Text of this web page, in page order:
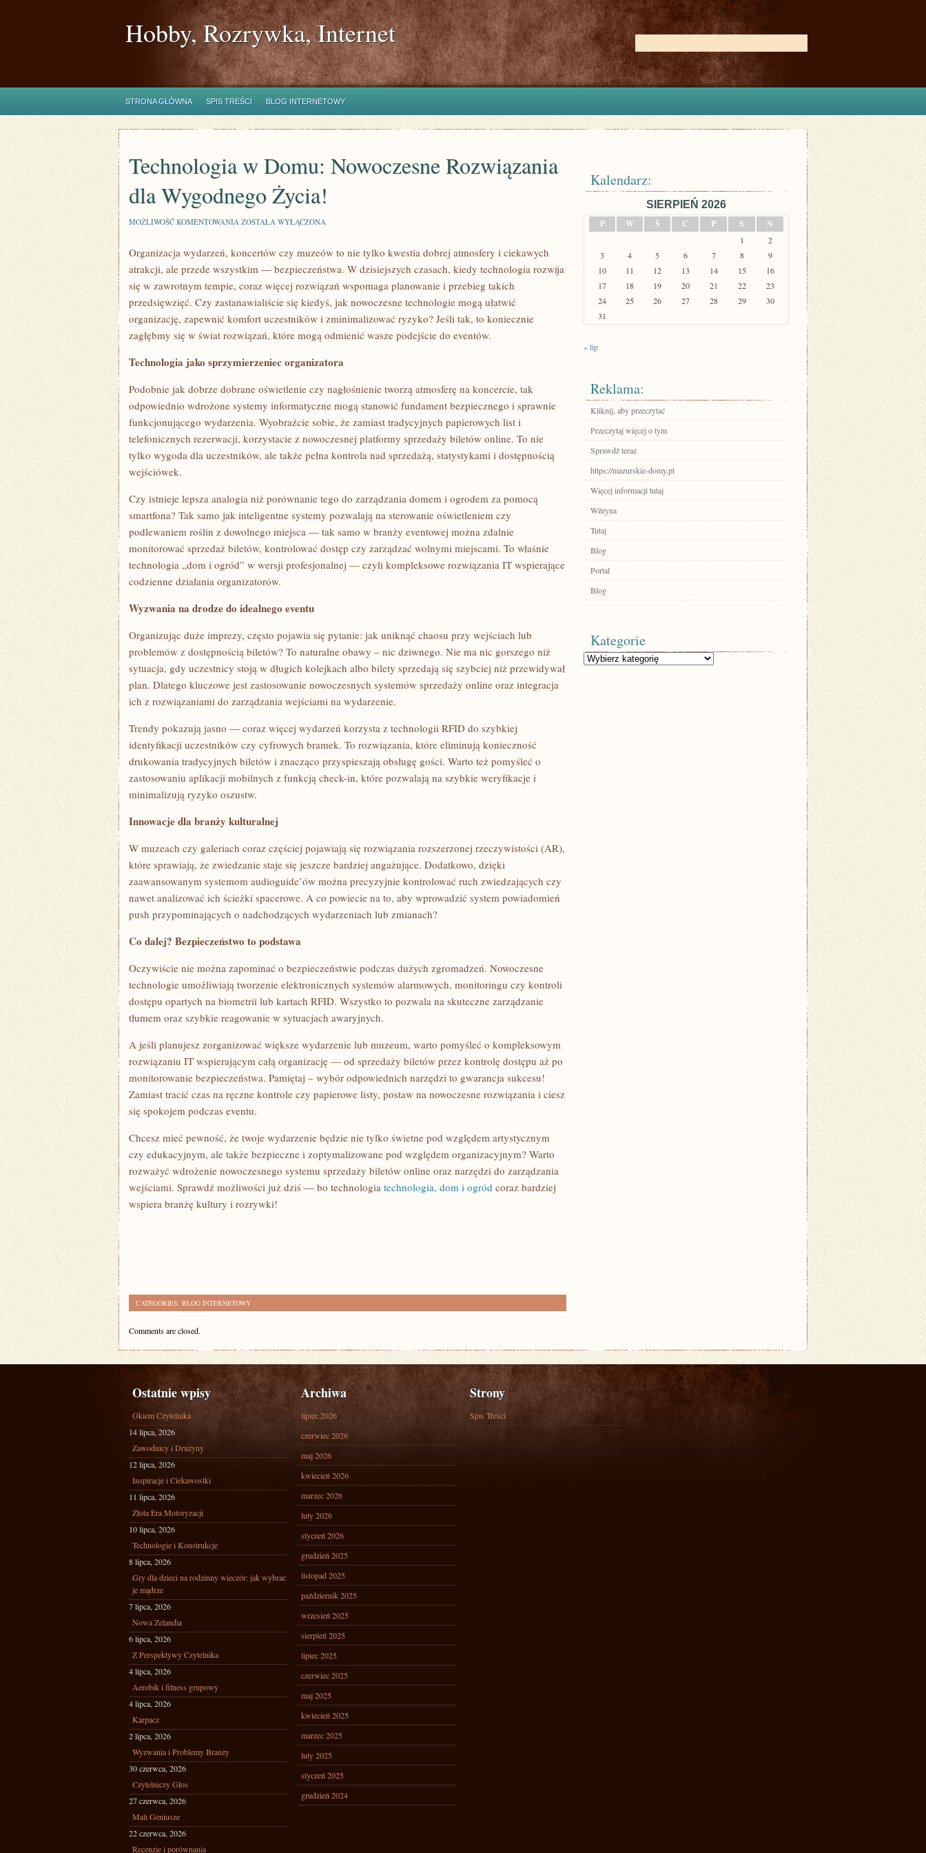
Hobby, Rozrywka, Internet
STRONA GŁÓWNA SPIS TREŚCI BLOG INTERNETOWY
Technologia w Domu: Nowoczesne Rozwiązania
dla Wygodnego Życia!
MOŻLIWOŚĆ KOMENTOWANIA TECHNOLOGIA
NOWOCZESNE
ROZWIĄZANIA
DLA
WYGODNEGO
ZOSTAŁA WYŁĄCZONA
Organizacja wydarzeń, koncertów czy muzeów to nie tylko kwestia dobrej atmosfery i ciekawych
atrakcji, ale przede wszystkim — bezpieczeństwa. W dzisiejszych czasach, kiedy technologia rozwija
się w zawrotnym tempie, coraz więcej rozwiązań wspomaga planowanie i przebieg takich
przedsięwzięć. Czy zastanawialiście się kiedyś, jak nowoczesne technologie mogą ułatwić
organizację, zapewnić komfort uczestników i zminimalizować ryzyko? Jeśli tak, to koniecznie
zagłębmy się w świat rozwiązań, które mogą odmienić wasze podejście do eventów.
Technologia jako sprzymierzeniec organizatora
Podobnie jak dobrze dobrane oświetlenie czy nagłośnienie tworzą atmosferę na koncercie, tak
odpowiednio wdrożone systemy informatyczne mogą stanowić fundament bezpiecznego i sprawnie
funkcjonującego wydarzenia. Wyobraźcie sobie, że zamiast tradycyjnych papierowych list i
telefonicznych rezerwacji, korzystacie z nowoczesnej platformy sprzedaży biletów online. To nie
tylko wygoda dla uczestników, ale także pełna kontrola nad sprzedażą, statystykami i dostępnością
wejściówek.
Czy istnieje lepsza analogia niż porównanie tego do zarządzania domem i ogrodem za pomocą
smartfona? Tak samo jak inteligentne systemy pozwalają na sterowanie oświetleniem czy
podlewaniem roślin z dowolnego miejsca — tak samo w branży eventowej można zdalnie
monitorować sprzedaż biletów, kontrolować dostęp czy zarządzać wolnymi miejscami. To właśnie
technologia „dom i ogród” w wersji profesjonalnej — czyli kompleksowe rozwiązania IT wspierające
codzienne działania organizatorów.
Wyzwania na drodze do idealnego eventu
Organizując duże imprezy, często pojawia się pytanie: jak uniknąć chaosu przy wejściach lub
problemów z dostępnością biletów? To naturalne obawy – nic dziwnego. Nie ma nic gorszego niż
sytuacja, gdy uczestnicy stoją w długich kolejkach albo bilety sprzedają się szybciej niż przewidywał
plan. Dlatego kluczowe jest zastosowanie nowoczesnych systemów sprzedaży online oraz integracja
ich z rozwiązaniami do zarządzania wejściami na wydarzenie.
Trendy pokazują jasno — coraz więcej wydarzeń korzysta z technologii RFID do szybkiej
identyfikacji uczestników czy cyfrowych bramek. To rozwiązania, które eliminują konieczność
drukowania tradycyjnych biletów i znacząco przyspieszają obsługę gości. Warto też pomyśleć o
zastosowaniu aplikacji mobilnych z funkcją check-in, które pozwalają na szybkie weryfikacje i
minimalizują ryzyko oszustw.
Innowacje dla branży kulturalnej
W muzeach czy galeriach coraz częściej pojawiają się rozwiązania rozszerzonej rzeczywistości (AR),
które sprawiają, że zwiedzanie staje się jeszcze bardziej angażujące. Dodatkowo, dzięki
zaawansowanym systemom audioguide’ów można precyzyjnie kontrolować ruch zwiedzających czy
nawet analizować ich ścieżki spacerowe. A co powiecie na to, aby wprowadzić system powiadomień
push przypominających o nadchodzących wydarzeniach lub zmianach?
Co dalej? Bezpieczeństwo to podstawa
Oczywiście nie można zapominać o bezpieczeństwie podczas dużych zgromadzeń. Nowoczesne
technologie umożliwiają tworzenie elektronicznych systemów alarmowych, monitoringu czy kontroli
dostępu opartych na biometrii lub kartach RFID. Wszystko to pozwala na skuteczne zarządzanie
tłumem oraz szybkie reagowanie w sytuacjach awaryjnych.
A jeśli planujesz zorganizować większe wydarzenie lub muzeum, warto pomyśleć o kompleksowym
rozwiązaniu IT wspierającym całą organizację — od sprzedaży biletów przez kontrolę dostępu aż po
monitorowanie bezpieczeństwa. Pamiętaj – wybór odpowiednich narzędzi to gwarancja sukcesu!
Zamiast tracić czas na ręczne kontrole czy papierowe listy, postaw na nowoczesne rozwiązania i ciesz
się spokojem podczas eventu.
Chcesz mieć pewność, że twoje wydarzenie będzie nie tylko świetne pod względem artystycznym
czy edukacyjnym, ale także bezpieczne i zoptymalizowane pod względem organizacyjnym? Warto
rozważyć wdrożenie nowoczesnego systemu sprzedaży biletów online oraz narzędzi do zarządzania
wejściami. Sprawdź możliwości już dziś — bo technologia technologia, dom i ogród coraz bardziej
wspiera branżę kultury i rozrywki!
CATEGORIES: BLOG INTERNETOWY
Comments are closed.
Kalendarz:
SIERPIEŃ 2026
P
W Ś C P S N
1
2
3
4 5 6 7 8
9
10
11 12 13 14 15
16
17
18 19 20 21 22
23
24
25 26 27 28 29
30
31
« lip
Reklama:
Kliknij, aby przeczytać
Przeczytaj więcej o tym
Sprawdź teraz
https://mazurskie-domy.pl
Więcej informacji tutaj
Witryna
Tutaj
Blog
Portal
Blog
Kategorie
Kategorie
Ostatnie wpisy
Okiem Czytelnika
14 lipca, 2026
Zawodnicy i Drużyny
12 lipca, 2026
Inspiracje i Ciekawostki
11 lipca, 2026
Złota Era Motoryzacji
10 lipca, 2026
Technologie i Konstrukcje
8 lipca, 2026
Gry dla dzieci na rodzinny wieczór: jak wybrać
je mądrze
7 lipca, 2026
Nowa Zelandia
6 lipca, 2026
Z Perspektywy Czytelnika
4 lipca, 2026
Aerobik i fitness grupowy
4 lipca, 2026
Karpacz
2 lipca, 2026
Wyzwania i Problemy Branży
30 czerwca, 2026
Czytelniczy Głos
27 czerwca, 2026
Mali Geniusze
22 czerwca, 2026
Recenzje i porównania
Archiwa
lipiec 2026
czerwiec 2026
maj 2026
kwiecień 2026
marzec 2026
luty 2026
styczeń 2026
grudzień 2025
listopad 2025
październik 2025
wrzesień 2025
sierpień 2025
lipiec 2025
czerwiec 2025
maj 2025
kwiecień 2025
marzec 2025
luty 2025
styczeń 2025
grudzień 2024
Strony
Spis Treści